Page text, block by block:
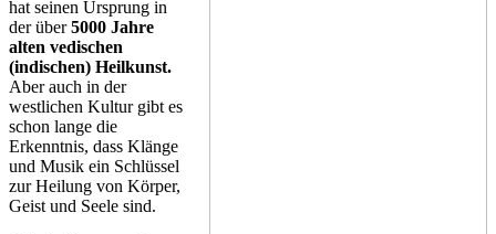
hat seinen Ursprung in
der über5000 Jahre
alten vedischen
(indischen) Heilkunst.
Aber auch in der
westlichen Kultur gibt es
schon lange die
Erkenntnis, dass Klänge
und Musik ein Schlüssel
zur Heilung von Körper,
Geist und Seele sind.